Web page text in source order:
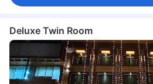
Deluxe Twin Room